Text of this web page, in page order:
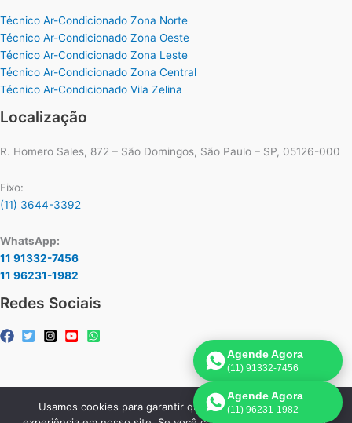
Técnico Ar-Condicionado Zona Norte
Técnico Ar-Condicionado Zona Oeste
Técnico Ar-Condicionado Zona Leste
Técnico Ar-Condicionado Zona Central
Técnico Ar-Condicionado Vila Zelina
Localização
R. Homero Sales, 872 – São Domingos, São Paulo – SP, 05126-000
Fixo:
(11) 3644-3392
WhatsApp:
11 91332-7456
11 96231-1982
Redes Sociais
Copyright © 2026 Assistência Técnica Ar-Condicionado Carrier |
Agende Agora
(11) 91332-7456
Agende Agora
(11) 96231-1982
Usamos cookies para garantir que oferecemos a melhor